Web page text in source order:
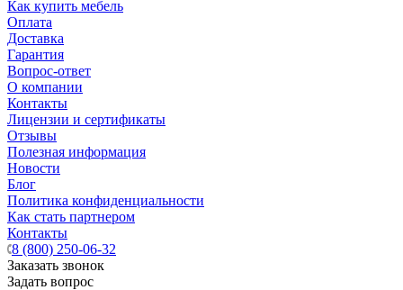
Как купить мебель
Оплата
Доставка
Гарантия
Вопрос-ответ
О компании
Контакты
Лицензии и сертификаты
Отзывы
Полезная информация
Новости
Блог
Политика конфиденциальности
Как стать партнером
Контакты
8 (800) 250-06-32
Заказать звонок
Задать вопрос